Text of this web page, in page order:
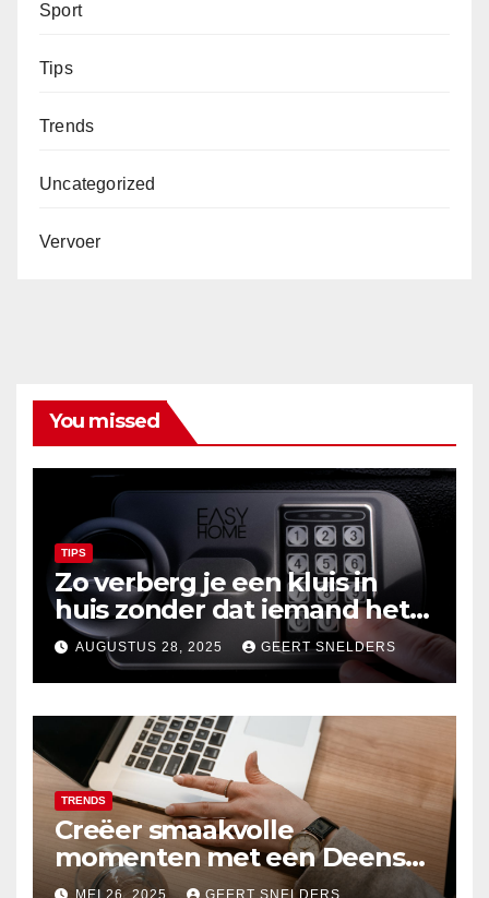
Sport
Tips
Trends
Uncategorized
Vervoer
You missed
TIPS
Zo verberg je een kluis in
huis zonder dat iemand het
merkt
AUGUSTUS 28, 2025 GEERT SNELDERS
TRENDS
Creëer smaakvolle
momenten met een Deens
ovale eettafel